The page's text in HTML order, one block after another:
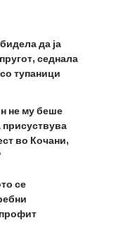
да ја
седнала
тупаници
не му беше
присуствува
во Кочани,
се